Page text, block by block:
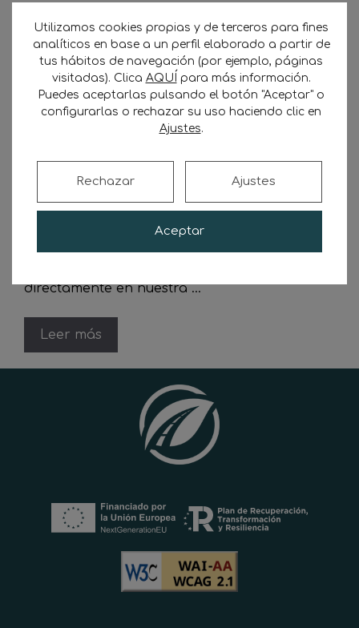
2025: lo que los transportistas
de mercancías debemos saber
17 de abril de 2025 por Transporte Sostenible
Un nuevo escenario para el transporte
profesional en España La Ley de Movilidad
la emergencia climática, promete transformar
el transporte de mercancías en España. Y si
bien aplaudimos toda medida que ayude a
frenar el cambio climático, también
observamos con lógica preocupación cómo
directamente en nuestra …
Leer más
Utilizamos cookies propias y de terceros para fines
analíticos en base a un perfil elaborado a partir de
tus hábitos de navegación (por ejemplo, páginas
visitadas). Clica AQUÍ para más información.
Puedes aceptarlas pulsando el botón "Aceptar" o
configurarlas o rechazar su uso haciendo clic en
Ajustes.
Aceptar
Rechazar Ajustes